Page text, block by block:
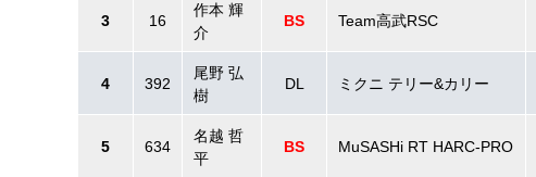
3 16
作本 輝
介
BS Team高武RSC
4 392
尾野 弘
樹
DL ミクニ テリー&カリー
5 634
名越 哲
平
BS MuSASHi RT HARC-PRO